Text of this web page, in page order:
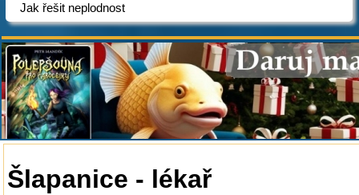
Jak řešit neplodnost
Šlapanice - lékař